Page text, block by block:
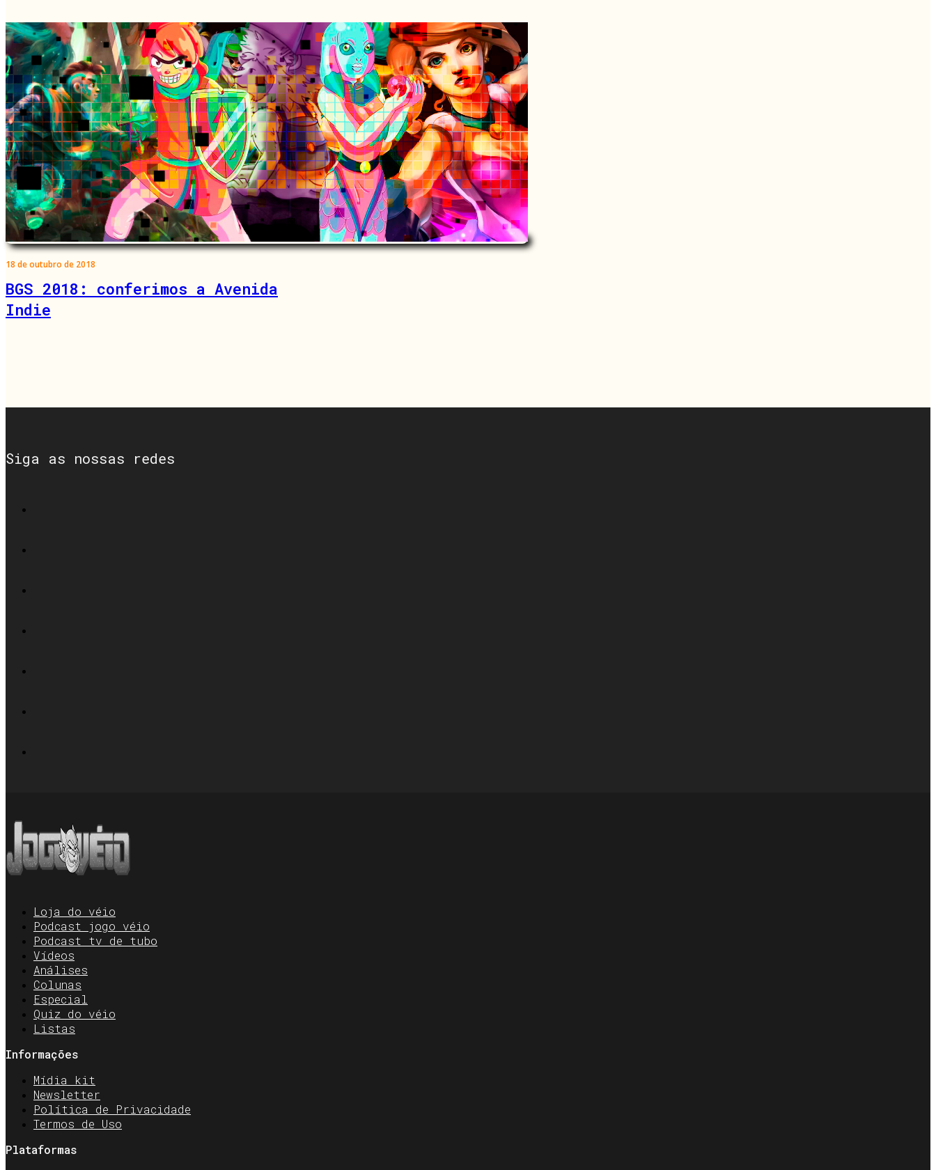
18 de outubro de 2018
BGS 2018: conferimos a Avenida
Indie
Siga as nossas redes
Loja do véio
Podcast jogo véio
Podcast tv de tubo
Vídeos
Análises
Colunas
Especial
Quiz do véio
Listas
Informações
Mídia kit
Newsletter
Política de Privacidade
Termos de Uso
Plataformas